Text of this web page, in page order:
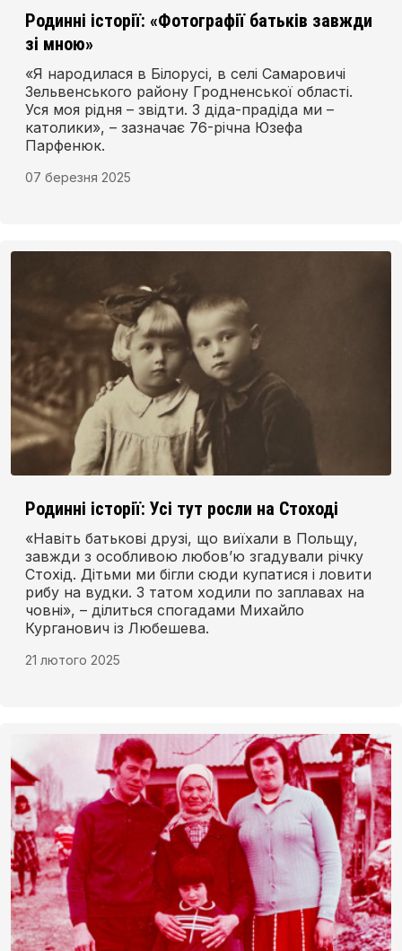
Родинні історії: «Фотографії батьків завжди
зі мною»
«Я народилася в Білорусі, в селі Самаровичі
Зельвенського району Гродненської області.
Уся моя рідня – звідти. З діда-прадіда ми –
католики», – зазначає 76-річна Юзефа
Парфенюк.
07 березня 2025
Родинні історії: Усі тут росли на Стоході
«Навіть батькові друзі, що виїхали в Польщу,
завжди з особливою любов’ю згадували річку
Стохід. Дітьми ми бігли сюди купатися і ловити
рибу на вудки. З татом ходили по заплавах на
човні», – ділиться спогадами Михайло
Курганович із Любешева.
21 лютого 2025